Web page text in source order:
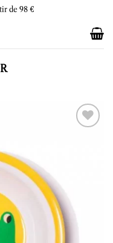
de 98 €